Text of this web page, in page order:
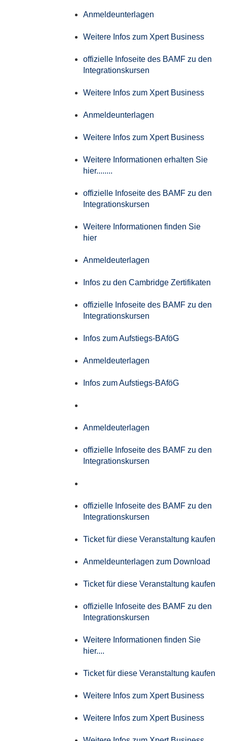
Anmeldeunterlagen
Weitere Infos zum Xpert Business
offizielle Infoseite des BAMF zu den
Integrationskursen
Weitere Infos zum Xpert Business
Anmeldeunterlagen
Weitere Infos zum Xpert Business
Weitere Informationen erhalten Sie
hier........
offizielle Infoseite des BAMF zu den
Integrationskursen
Weitere Informationen finden Sie
hier
Anmeldeuterlagen
Infos zu den Cambridge Zertifikaten
offizielle Infoseite des BAMF zu den
Integrationskursen
Infos zum Aufstiegs-BAföG
Anmeldeuterlagen
Infos zum Aufstiegs-BAföG
Anmeldeuterlagen
offizielle Infoseite des BAMF zu den
Integrationskursen
offizielle Infoseite des BAMF zu den
Integrationskursen
Ticket für diese Veranstaltung kaufen
Anmeldeunterlagen zum Download
Ticket für diese Veranstaltung kaufen
offizielle Infoseite des BAMF zu den
Integrationskursen
Weitere Informationen finden Sie
hier....
Ticket für diese Veranstaltung kaufen
Weitere Infos zum Xpert Business
Weitere Infos zum Xpert Business